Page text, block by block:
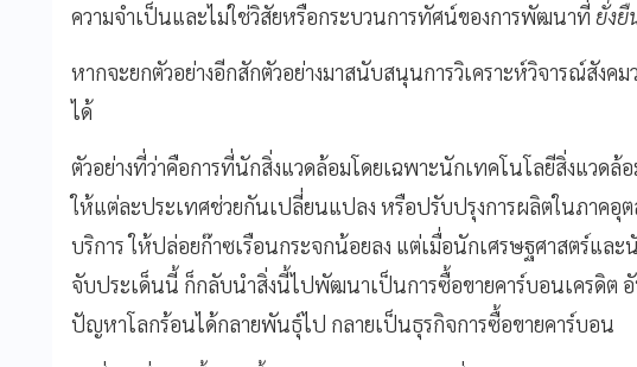
ความจำเป็นและไม่ใช่วิสัยหรือกระบวนการทัศน์ของการพัฒนาที่ ยั่งยื
หากจะยกตัวอย่างอีกสักตัวอย่างมาสนับสนุนการวิเคราะห์วิจารณ์สังคม
ได้
ตัวอย่างที่ว่าคือการที่นักสิ่งแวดล้อมโดยเฉพาะนักเทคโนโลยีสิ่งแวดล้
ให้แต่ละประเทศช่วยกันเปลี่ยนแปลง หรือปรับปรุงการผลิตในภาคอุต
บริการ ให้ปล่อยก๊าซเรือนกระจกน้อยลง แต่เมื่อนักเศรษฐศาสตร์และ
จับประเด็นนี้ ก็กลับนำสิ่งนี้ไปพัฒนาเป็นการซื้อขายคาร์บอนเครดิต
ปัญหาโลกร้อนได้กลายพันธุ์ไป กลายเป็นธุรกิจการซื้อขายคาร์บอน